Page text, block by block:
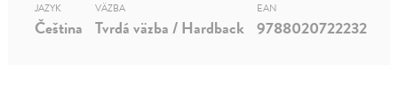
JAZYK
Čeština
VÄZBA
Tvrdá väzba / Hardback
EAN
9788020722232